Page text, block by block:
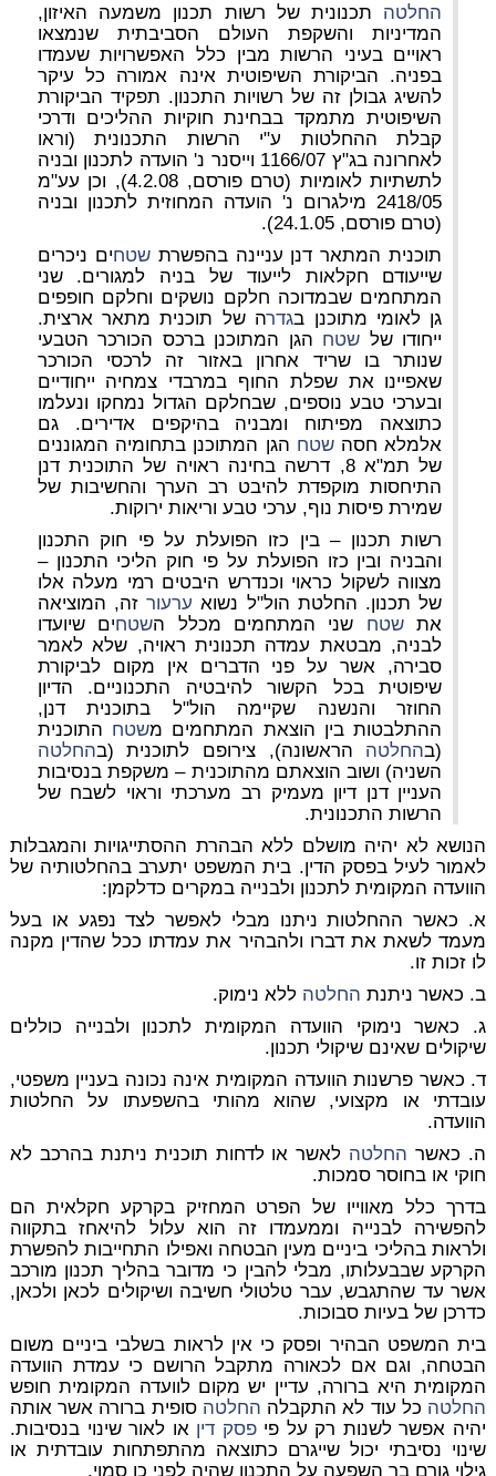
החלטה תכנונית של רשות תכנון משמעה האיזון,
המדיניות והשקפת העולם הסביבתית שנמצאו
ראויים בעיני הרשות מבין כלל האפשרויות שעמדו
בפניה. הביקורת השיפוטית אינה אמורה כל עיקר
להשיג גבולן זה של רשויות התכנון. תפקיד הביקורת
השיפוטית מתמקד בבחינת חוקיות ההליכים ודרכי
קבלת ההחלטות ע"י הרשות התכנונית (וראו
לאחרונה בג"ץ 1166/07 וייסנר נ' הועדה לתכנון ובניה
לתשתיות לאומיות (טרם פורסם, 4.2.08), וכן עע"מ
2418/05 מילגרום נ' הועדה המחוזית לתכנון ובניה
(טרם פורסם, 24.1.05).
תוכנית המתאר דנן עניינה בהפשרתשטחים ניכרים
שייעודם חקלאות לייעוד של בניה למגורים. שני
המתחמים שבמדוכה חלקם נושקים וחלקם חופפים
גן לאומי מתוכנן בגדרה של תוכנית מתאר ארצית.
ייחודו של שטח הגן המתוכנן ברכס הכורכר הטבעי
שנותר בו שריד אחרון באזור זה לרכסי הכורכר
שאפיינו את שפלת החוף במרבדי צמחיה ייחודיים
ובערכי טבע נוספים, שבחלקם הגדול נמחקו ונעלמו
כתוצאה מפיתוח ומבניה בהיקפים אדירים. גם
אלמלא חסהשטח הגן המתוכנן בתחומיה המגוננים
של תמ"א 8, דרשה בחינה ראויה של התוכנית דנן
התיחסות מוקפדת להיבט רב הערך והחשיבות של
שמירת פיסות נוף, ערכי טבע וריאות ירוקות.
רשות תכנון – בין כזו הפועלת על פי חוק התכנון
והבניה ובין כזו הפועלת על פי חוק הליכי התכנון –
מצווה לשקול כראוי וכנדרש היבטים רמי מעלה אלו
של תכנון. החלטת הול"ל נשוא ערעורזה, המוציאה
אתשטח שני המתחמים מכלל השטחים שיועדו
לבניה, מבטאת עמדה תכנונית ראויה, שלא לאמר
סבירה, אשר על פני הדברים אין מקום לביקורת
שיפוטית בכל הקשור להיבטיה התכנוניים. הדיון
החוזר והנשנה שקיימה הול"ל בתוכנית דנן,
ההתלבטות בין הוצאת המתחמים משטח התוכנית
(בהחלטה הראשונה), צירופם לתוכנית (בהחלטה
השניה) ושוב הוצאתם מהתוכנית – משקפת בנסיבות
העניין דנן דיון מעמיק רב מערכתי וראוי לשבח של
הרשות התכנונית.
הנושא לא יהיה מושלם ללא הבהרת ההסתייגויות והמגבלות
לאמור לעיל בפסק הדין. בית המשפט יתערב בהחלטותיה של
הוועדה המקומית לתכנון ולבנייה במקרים כדלקמן:
א. כאשר ההחלטות ניתנו מבלי לאפשר לצד נפגע או בעל
מעמד לשאת את דברו ולהבהיר את עמדתו ככל שהדין מקנה
לו זכות זו.
ב. כאשר ניתנת החלטה ללא נימוק.
ג. כאשר נימוקי הוועדה המקומית לתכנון ולבנייה כוללים
שיקולים שאינם שיקולי תכנון.
ד. כאשר פרשנות הוועדה המקומית אינה נכונה בעניין משפטי,
עובדתי או מקצועי, שהוא מהותי בהשפעתו על החלטות
הוועדה.
ה. כאשר החלטה לאשר או לדחות תוכנית ניתנת בהרכב לא
חוקי או בחוסר סמכות.
בדרך כלל מאווייו של הפרט המחזיק בקרקע חקלאית הם
להפשירה לבנייה וממעמדו זה הוא עלול להיאחז בתקווה
ולראות בהליכי ביניים מעין הבטחה ואפילו התחייבות להפשרת
הקרקע שבבעלותו, מבלי להבין כי מדובר בהליך תכנון מורכב
אשר עד שהתגבש, עבר טלטולי חשיבה ושיקולים לכאן ולכאן,
כדרכן של בעיות סבוכות.
בית המשפט הבהיר ופסק כי אין לראות בשלבי ביניים משום
הבטחה, וגם אם לכאורה מתקבל הרושם כי עמדת הוועדה
המקומית היא ברורה, עדיין יש מקום לוועדה המקומית חופש
החלטה כל עוד לא התקבלה החלטה סופית ברורה אשר אותה
יהיה אפשר לשנות רק על פיפסק דין או לאור שינוי בנסיבות.
שינוי נסיבתי יכול שייגרם כתוצאה מהתפתחות עובדתית או
גילוי גורם בר השפעה על התכנון שהיה לפני כן סמוי.